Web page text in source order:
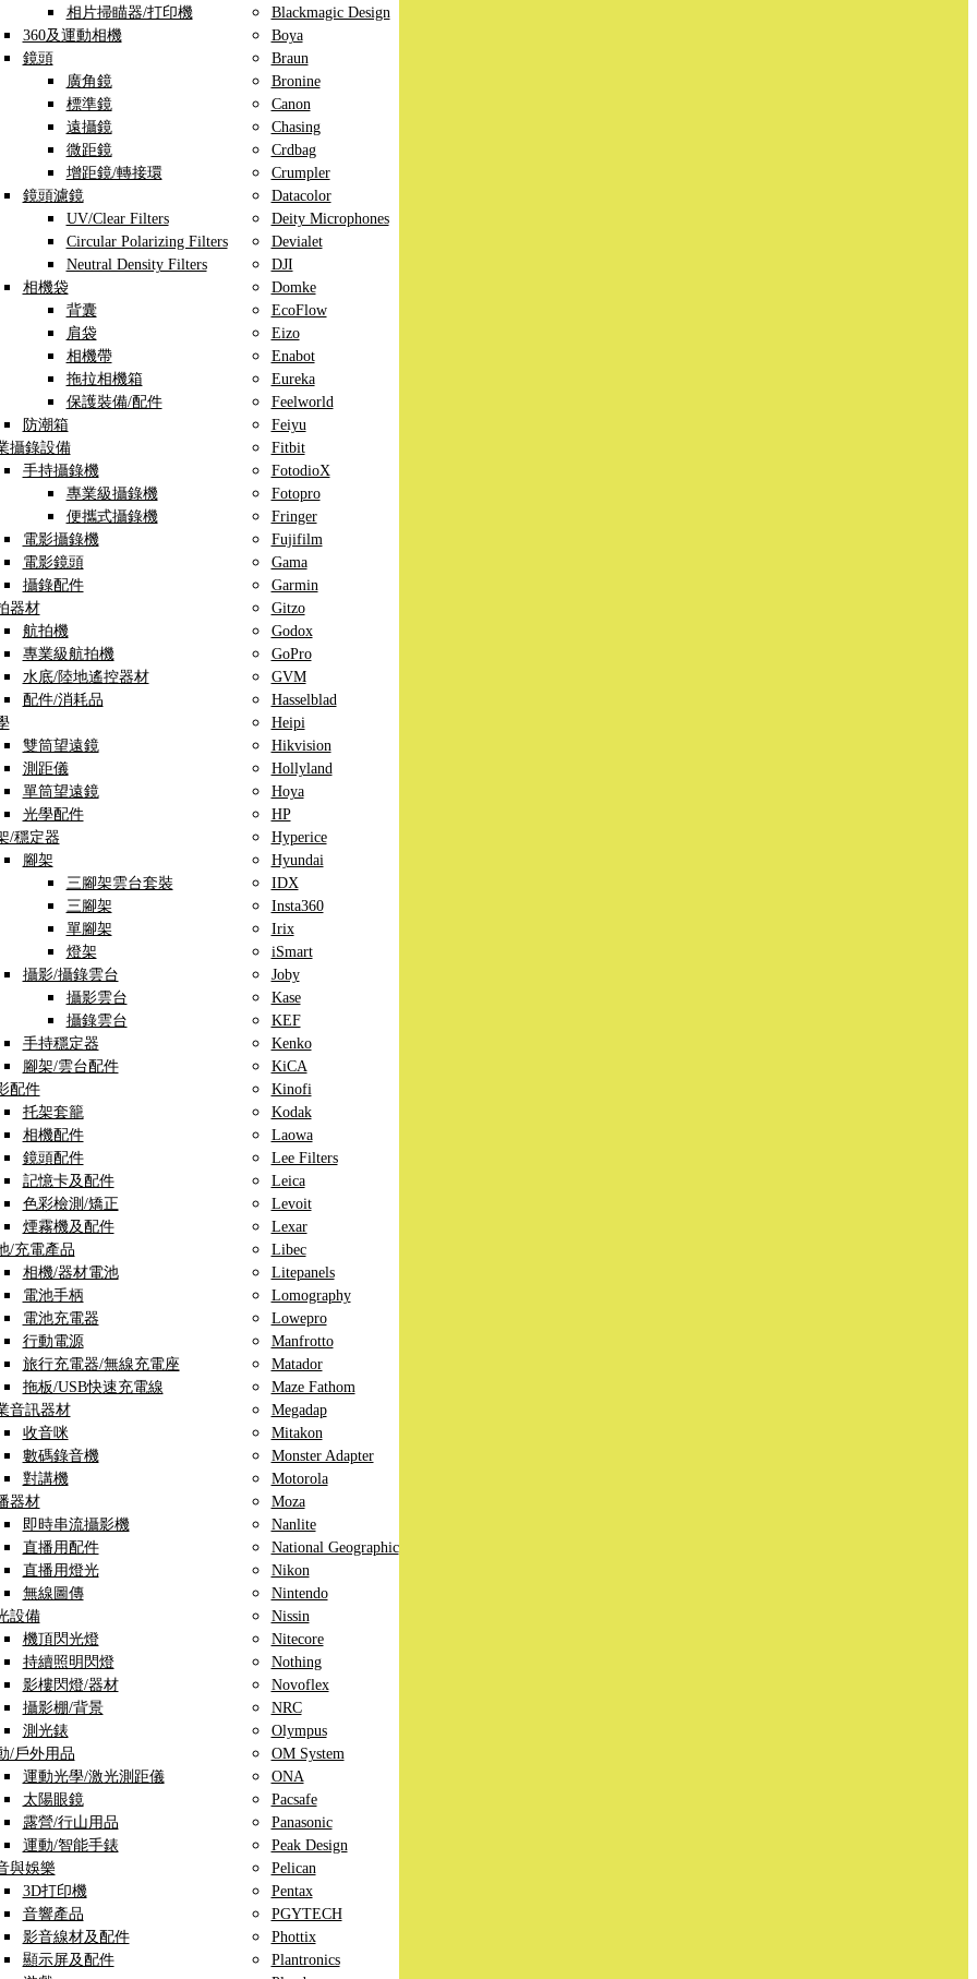
相片掃瞄器/打印機
360及運動相機
鏡頭
廣角鏡
標準鏡
遠攝鏡
微距鏡
增距鏡/轉接環
鏡頭濾鏡
UV/Clear Filters
Circular Polarizing Filters
Neutral Density Filters
相機袋
背囊
肩袋
相機帶
拖拉相機箱
保護裝備/配件
防潮箱
攝錄設備
手持攝錄機
專業級攝錄機
便攜式攝錄機
電影攝錄機
電影鏡頭
攝錄配件
器材
航拍機
專業級航拍機
水底/陸地遙控器材
配件/消耗品
雙筒望遠鏡
測距儀
單筒望遠鏡
光學配件
/穩定器
腳架
三腳架雲台套裝
三腳架
單腳架
燈架
攝影/攝錄雲台
攝影雲台
攝錄雲台
手持穩定器
腳架/雲台配件
配件
托架套籠
相機配件
鏡頭配件
記憶卡及配件
色彩檢測/矯正
煙霧機及配件
/充電產品
相機/器材電池
電池手柄
電池充電器
行動電源
旅行充電器/無線充電座
拖板/USB快速充電線
音訊器材
收音咪
數碼錄音機
對講機
器材
即時串流攝影機
直播用配件
直播用燈光
無線圖傳
設備
機頂閃光燈
持續照明閃燈
影樓閃燈/器材
攝影棚/背景
測光錶
/戶外用品
運動光學/激光測距儀
太陽眼鏡
露營/行山用品
運動/智能手錶
與娛樂
3D打印機
音響產品
影音線材及配件
顯示屏及配件
Blackmagic Design
Boya
Braun
Bronine
Canon
Chasing
Crdbag
Crumpler
Datacolor
Deity Microphones
Devialet
DJI
Domke
EcoFlow
Eizo
Enabot
Eureka
Feelworld
Feiyu
Fitbit
FotodioX
Fotopro
Fringer
Fujifilm
Gama
Garmin
Gitzo
Godox
GoPro
GVM
Hasselblad
Heipi
Hikvision
Hollyland
Hoya
HP
Hyperice
Hyundai
IDX
Insta360
Irix
iSmart
Joby
Kase
KEF
Kenko
KiCA
Kinofi
Kodak
Laowa
Lee Filters
Leica
Levoit
Lexar
Libec
Litepanels
Lomography
Lowepro
Manfrotto
Matador
Maze Fathom
Megadap
Mitakon
Monster Adapter
Motorola
Moza
Nanlite
National Geographic
Nikon
Nintendo
Nissin
Nitecore
Nothing
Novoflex
NRC
Olympus
OM System
ONA
Pacsafe
Panasonic
Peak Design
Pelican
Pentax
PGYTECH
Phottix
Plantronics